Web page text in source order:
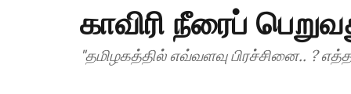
காவிரி நீரைப்
"தமிழகத்தில் எவ்வளவு பிரச்சினை.. ?